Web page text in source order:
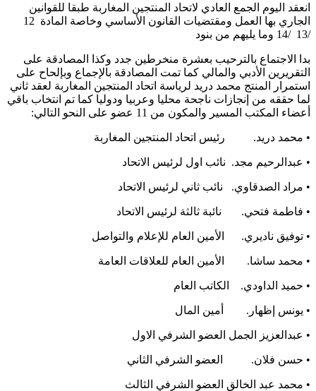
انعقد اليوم الجمع العادي لاتحاد المنتجين المغاربة طبقا للقوانين
/13 /14 وما يليهم من بنود
بدا الاجتماع بالترحيب بعشرة منخرطين جدد وكذا المصادقة على
التقريرين الأدبي والمالي كما تمت المصادقة بالإجماع وبإلحاح على
استمرار المنتج محمد دريد لرياسة اتحاد المنتجين المغاربة لعقد ثاني
لما حققه من إنجازات ناجحة محليا وعربيا ودوليا كما تم انتخاب باقي
أعضاء المكتب المسير والمكون من 11 عضو على النحو التالي:
• محمد دريد. رئيس اتحاد المنتجين المغاربة
• عبدالرحيم مجد. نائب اول لرئيس الاتحاد
• مراد الصدقاوي. نائب ثاني لرئيس الاتحاد
• فاطمة فتحي. نائبة ثالثة لرئيس الاتحاد
• توفيق ناديري. الأمين العام للإعلام والتواصل
• محمد ساشا. الأمين العام للعلاقات العامة
• حميد الداودي. الكاتب العام
• يونس إظهار. أمين المال
• عبدالعزيز الجمل العضو الشرفي الاول
• حسن فلان. العضو الشرفي الثاني
• محمد عبد الخالق العضو الشرفي الثالث